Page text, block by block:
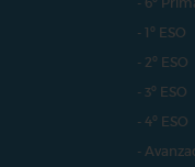
- 1º ESO
- 2º ESO
- 3º ESO
- 4º ESO
-